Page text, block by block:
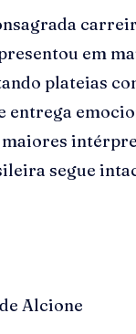
em
plateias
entrega
segue
Alcione